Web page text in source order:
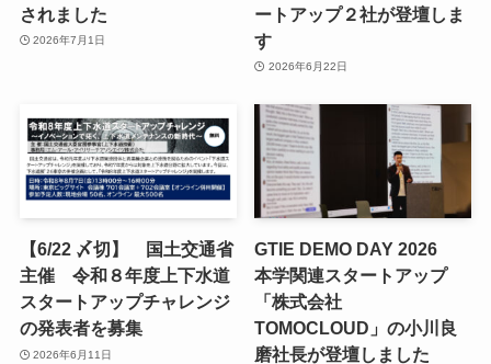
されました
2026年7月1日
ートアップ２社が登壇しま
す
2026年6月22日
【6/22 〆切】 国土交通省
主催 令和８年度上下水道
スタートアップチャレンジ
の発表者を募集
2026年6月11日
GTIE DEMO DAY 2026
本学関連スタートアップ
「株式会社
TOMOCLOUD」の小川良
磨社長が登壇しました